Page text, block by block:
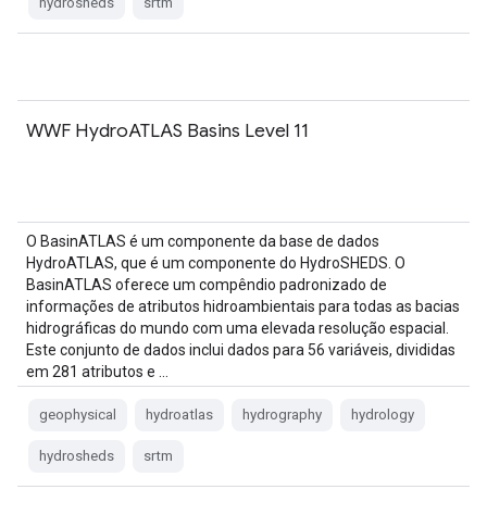
WWF HydroATLAS Basins Level 11
O BasinATLAS é um componente da base de dados
HydroATLAS, que é um componente do HydroSHEDS. O
BasinATLAS oferece um compêndio padronizado de
informações de atributos hidroambientais para todas as bacias
hidrográficas do mundo com uma elevada resolução espacial.
Este conjunto de dados inclui dados para 56 variáveis, divididas
em 281 atributos e …
geophysical hydroatlas hydrography hydrology
hydrosheds srtm